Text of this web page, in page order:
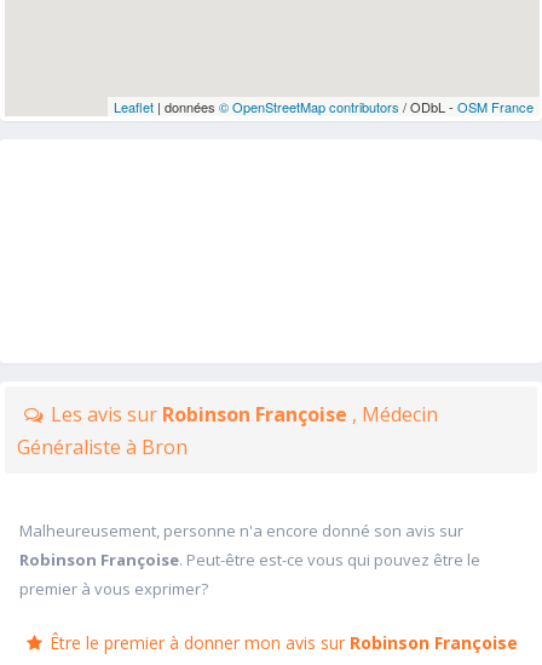
Leaflet| données © OpenStreetMap contributors / ODbL - OSM France
Les avis sur Robinson Françoise , Médecin
Généraliste à Bron
Malheureusement, personne n'a encore donné son avis sur
Robinson Françoise. Peut-être est-ce vous qui pouvez être le
premier à vous exprimer?
Être le premier à donner mon avis sur Robinson Françoise